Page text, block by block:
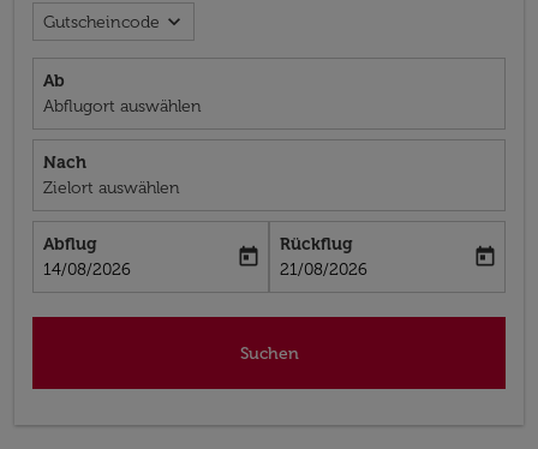
Gutscheincode expand_more
Ab
Abflugort auswählen
Nach
Zielort auswählen
Abflug
fc-booking-departure-date-aria-label
14/08/2026
today
Rückflug
fc-booking-return-date-aria-label
21/08/2026
today
Suchen